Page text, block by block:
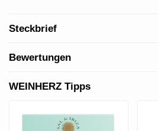
Steckbrief
Bewertungen
WEINHERZ Tipps